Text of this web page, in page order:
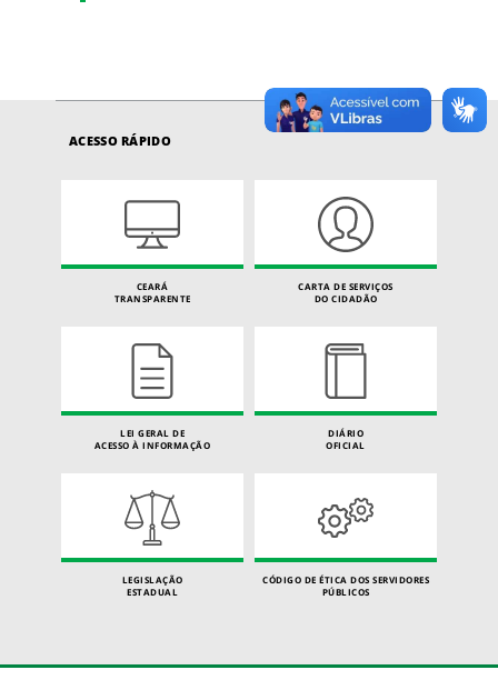
ACESSO RÁPIDO
CEARÁ
TRANSPARENTE
CARTA DE SERVIÇOS
DO CIDADÃO
LEI GERAL DE
ACESSO À INFORMAÇÃO
DIÁRIO
OFICIAL
LEGISLAÇÃO
ESTADUAL
CÓDIGO DE ÉTICA DOS SERVIDORES
PÚBLICOS